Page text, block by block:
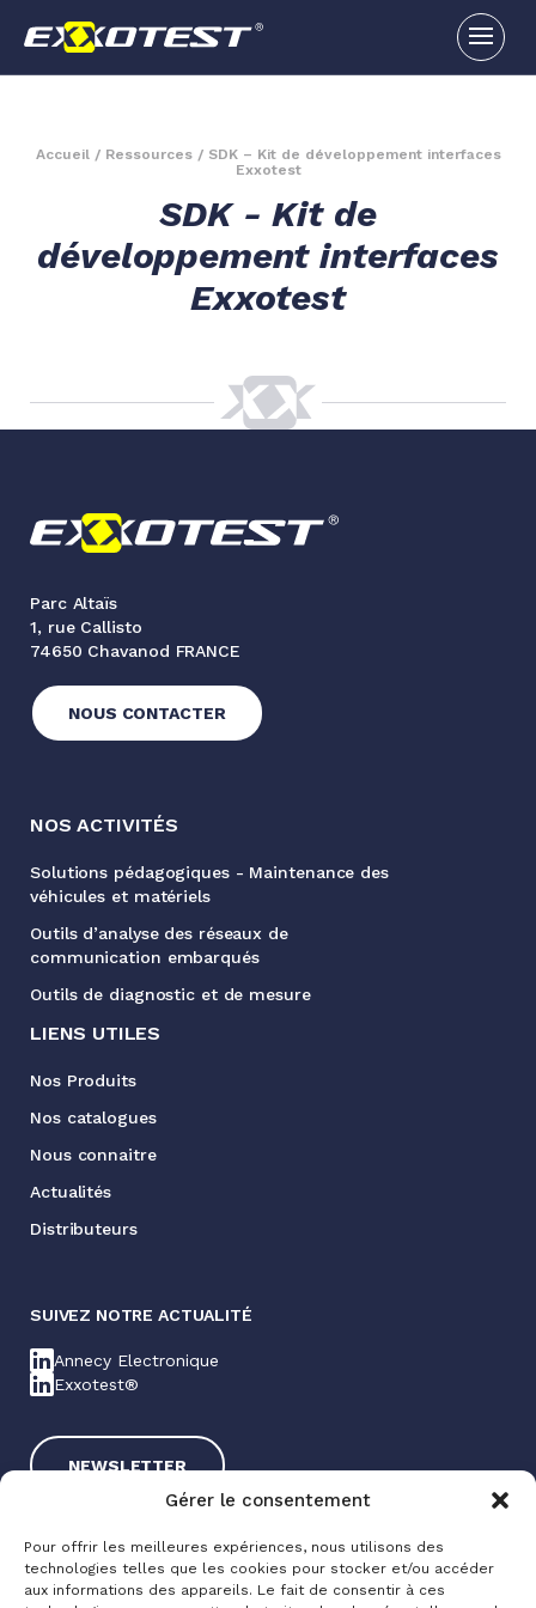
Gérer le consentement
Pour offrir les meilleures expériences, nous utilisons des
technologies telles que les cookies pour stocker et/ou accéder
aux informations des appareils. Le fait de consentir à ces
Accueil/ Ressources/ SDK – Kit de développement interfaces
Exxotest
SDK - Kit de
développement interfaces
Exxotest
Parc Altaïs
1, rue Callisto
74650 Chavanod FRANCE
NOUS CONTACTER
NOS ACTIVITÉS
Solutions pédagogiques - Maintenance des
véhicules et matériels
Outils d’analyse des réseaux de
communication embarqués
Outils de diagnostic et de mesure
LIENS UTILES
Nos Produits
Nos catalogues
Nous connaitre
Actualités
Distributeurs
SUIVEZ NOTRE ACTUALITÉ
Annecy Electronique
Exxotest®
NEWSLETTER